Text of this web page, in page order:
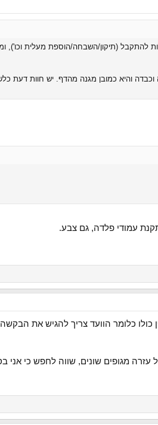
להתקבל (תיקון/השבחה/הוספת מעלית
והיא כמובן מגנה מהדף. יש חוות דעת
עמודי פלדה, גם צבע.
כולו כלומר הוועד צריך להגיש את
עזרה מגופים שונים, שווה לחפש כי